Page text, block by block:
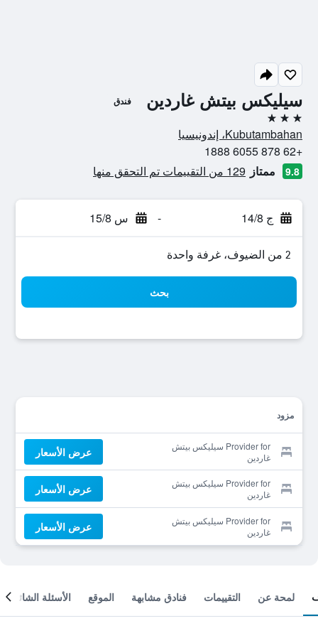
سيليكس بيتش غاردين فندق
3 نجوم
Kubutambahan، إندونيسيا
+62 878 6055 1888
9.8 ممتاز 129 من التقييمات تم التحقق منها
ج 14/8 - س 15/8
2 من الضيوف، غرفة واحدة
بحث
مزود
Provider for سيليكس بيتش
غاردين
عرض الأسعار
Provider for سيليكس بيتش
غاردين
عرض الأسعار
Provider for سيليكس بيتش
غاردين
عرض الأسعار
لمحة عن التقييمات فنادق مشابهة الموقع الأسئلة الشائعة